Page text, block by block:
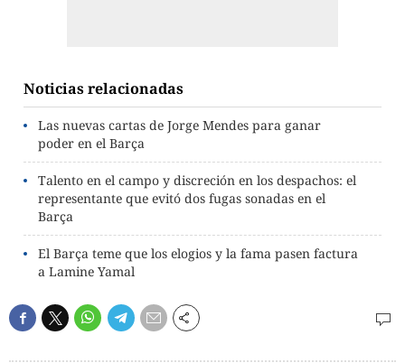
Noticias relacionadas
Las nuevas cartas de Jorge Mendes para ganar
poder en el Barça
Talento en el campo y discreción en los despachos: el
representante que evitó dos fugas sonadas en el
Barça
El Barça teme que los elogios y la fama pasen factura
a Lamine Yamal